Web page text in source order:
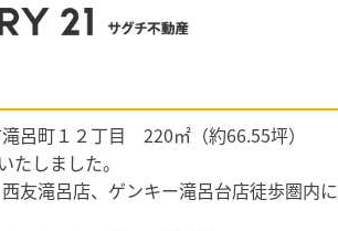
滝呂町１２丁目 220㎡（約66.55坪）
たしました。
友滝呂店、ゲンキー滝呂台店徒歩圏内に